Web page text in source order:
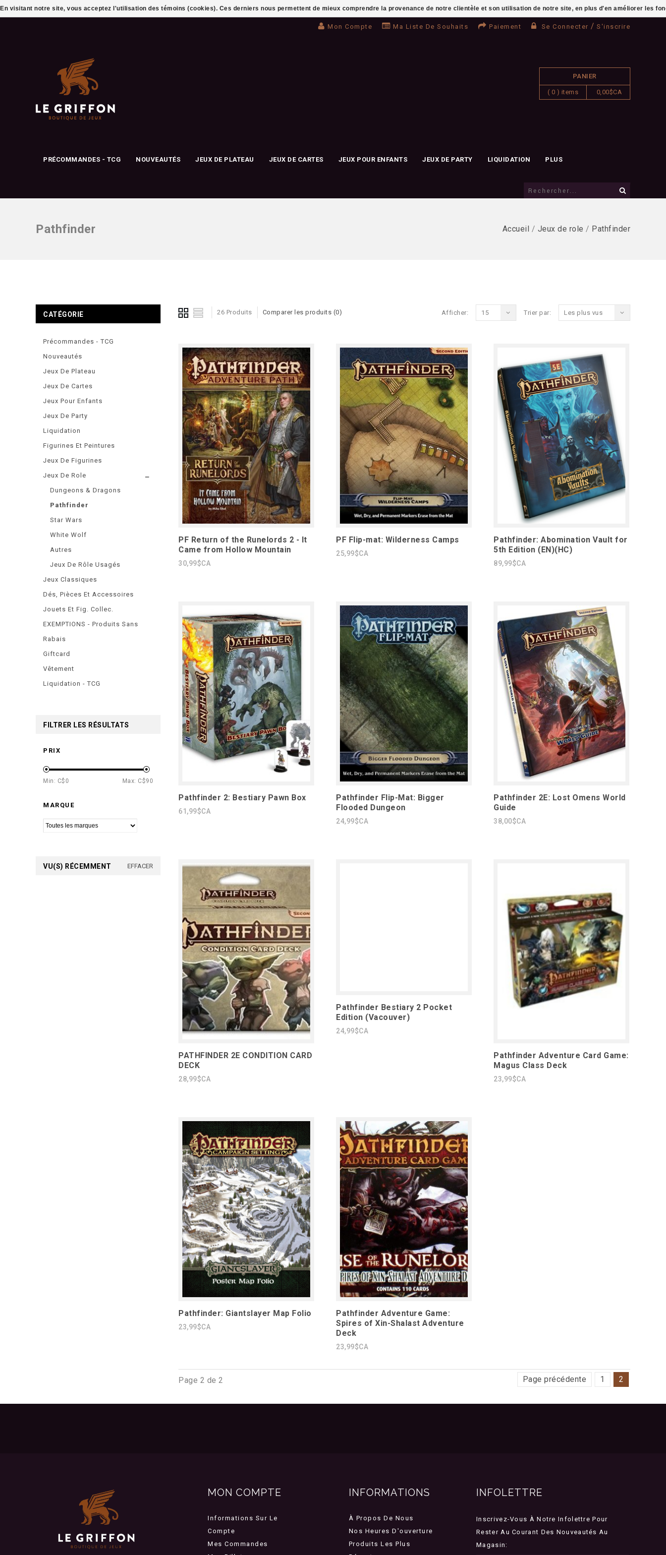
Mon Compte Ma Liste De Souhaits Paiement Se Connecter / S'inscrire
PANIER
( 0 ) items 0,00$CA
PRÉCOMMANDES - TCG NOUVEAUTÉS JEUX DE PLATEAU JEUX DE CARTES JEUX POUR ENFANTS JEUX DE PARTY LIQUIDATION PLUS
Pathfinder Accueil / Jeux de role / Pathfinder
26 Produits Comparer les produits (0) Trier par: Les plus vus
Afficher: 15
PF Return of the Runelords 2 - It
Came from Hollow Mountain
30,99$CA
PF Flip-mat: Wilderness Camps
25,99$CA
Pathfinder: Abomination Vault for
5th Edition (EN)(HC)
89,99$CA
Pathfinder 2: Bestiary Pawn Box
61,99$CA
Pathfinder Flip-Mat: Bigger
Flooded Dungeon
24,99$CA
Pathfinder 2E: Lost Omens World
Guide
38,00$CA
PATHFINDER 2E CONDITION CARD
DECK
28,99$CA
Pathfinder Bestiary 2 Pocket
Edition (Vacouver)
24,99$CA
Pathfinder Adventure Card Game:
Magus Class Deck
23,99$CA
Pathfinder: Giantslayer Map Folio
23,99$CA
Pathfinder Adventure Game:
Spires of Xin-Shalast Adventure
Deck
23,99$CA
Page 2 de 2 Page précédente 1 2
CATÉGORIE
Précommandes - TCG
Nouveautés
Jeux De Plateau
Jeux De Cartes
Jeux Pour Enfants
Jeux De Party
Liquidation
Figurines Et Peintures
Jeux De Figurines
Jeux De Role
Dungeons & Dragons
Pathfinder
Star Wars
White Wolf
Autres
Jeux De Rôle Usagés
Jeux Classiques
Dés, Pièces Et Accessoires
Jouets Et Fig. Collec.
EXEMPTIONS - Produits Sans
Rabais
Giftcard
Vêtement
Liquidation - TCG
FILTRER LES RÉSULTATS
PRIX
Min: C$ 0 Max: C$90
MARQUE
VU(S) RÉCEMMENT EFFACER
MON COMPTE
Informations Sur Le
Compte
Mes Commandes
INFORMATIONS
À Propos De Nous
Nos Heures D'ouverture
Produits Les Plus
INFOLETTRE
Inscrivez-Vous À Notre Infolettre Pour
Rester Au Courant Des Nouveautés Au
Magasin:
En visitant notre site, vous acceptez l'utilisation des témoins (cookies). Ces derniers nous permettent de mieux comprendre la provenance de notre clientèle et son utilisation de notre site, en plus d'en améliorer les